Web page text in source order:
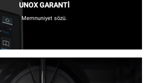
UNOX GARANTİ
Memnuniyet sözü.